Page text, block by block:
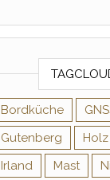
Bordküche
Gutenberg
Holz
Irland
Mast